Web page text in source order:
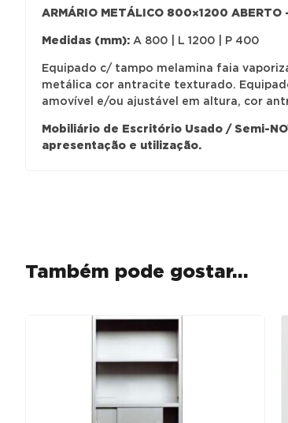
ARMÁRIO METÁLICO 800×1200 ABERTO
Medidas (mm): A 800 | L 1200 | P 400
Equipado c/ tampo melamina faia
metálica cor antracite texturado.
amovível e/ou ajustável em altura, cor
Mobiliário de Escritório Usado / Semi-
apresentação e utilização.
Também pode gostar…